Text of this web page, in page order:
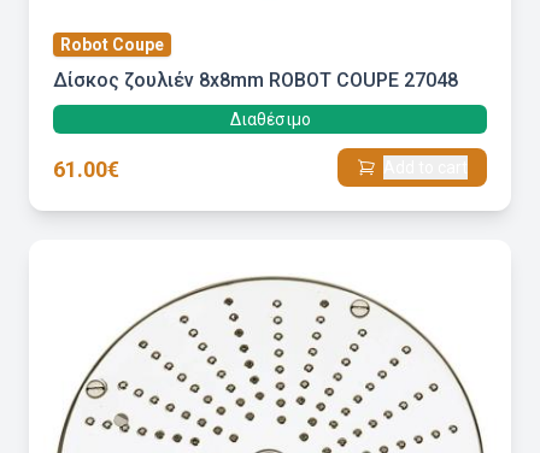
Robot Coupe
Δίσκος ζουλιέν 8x8mm ROBOT COUPE 27048
Διαθέσιμο
61.00€